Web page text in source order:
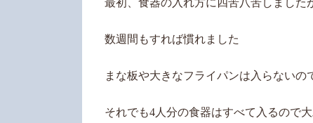
最初、食器の入れ方に四苦八苦しました
数週間もすれば慣れました
まな板や大きなフライパンは入らないの
それでも4人分の食器はすべて入るので大